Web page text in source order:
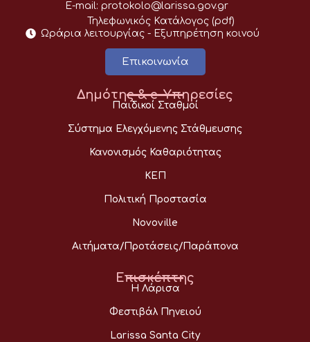
E-mail: protokolo@larissa.gov.gr
Τηλεφωνικός Κατάλογος (pdf)
Ωράρια λειτουργίας - Eξυπηρέτηση κοινού
Επικοινωνία
Δημότης & e-Υπηρεσίες
Παιδικοί Σταθμοί
Σύστημα Ελεγχόμενης Στάθμευσης
Κανονισμός Καθαριότητας
ΚΕΠ
Πολιτική Προστασία
Novoville
Αιτήματα/Προτάσεις/Παράπονα
Επισκέπτης
Η Λάρισα
Φεστιβάλ Πηνειού
Larissa Santa City